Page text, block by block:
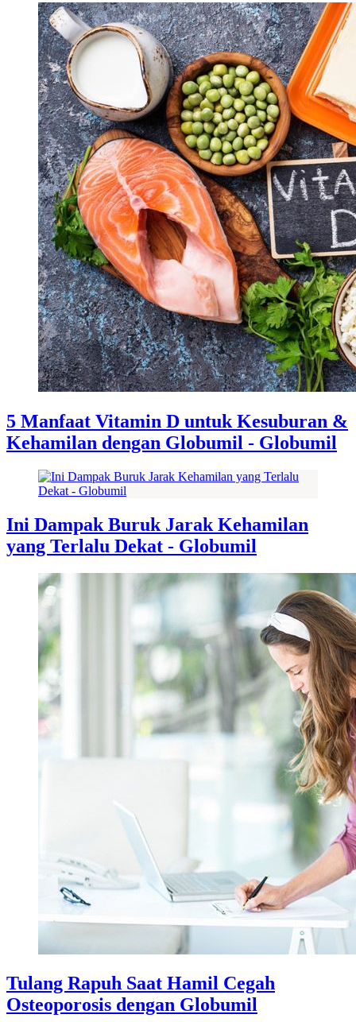
5 Manfaat Vitamin D untuk Kesuburan &
Kehamilan dengan Globumil - Globumil
Ini Dampak Buruk Jarak Kehamilan
yang Terlalu Dekat - Globumil
Tulang Rapuh Saat Hamil Cegah
Osteoporosis dengan Globumil